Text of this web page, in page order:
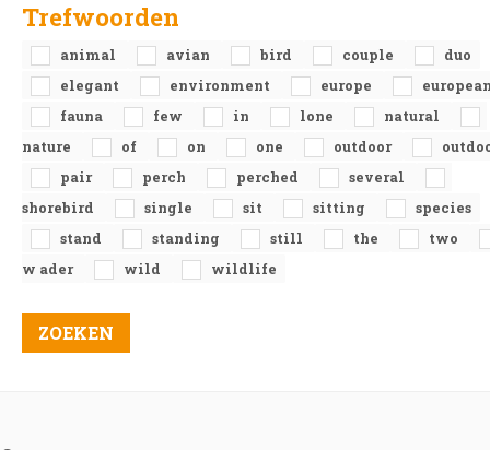
Trefwoorden
animal avian bird couple
duo
elegant
environment europe
fauna
few in lone
natural
nature
of on one outdoor
pair
perch perched
several
shorebird
single sit sitting
species
stand
standing still the
two
w ader
wild wildlife